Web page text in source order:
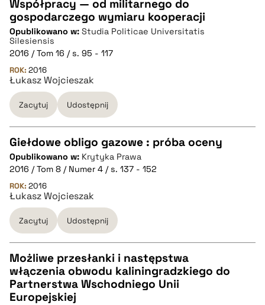
CZYSTY TEKST
pobierz cytat
BIBTEX
pobierz cytat
Współpracy — od militarnego do
gospodarczego wymiaru kooperacji
Opublikowano w: Studia Politicae Universitatis
Silesiensis
2016 / Tom 16 / s. 95 - 117
ROK: 2016
Łukasz Wojcieszak
Zacytuj Udostępnij
CZYSTY TEKST
pobierz cytat
BIBTEX
pobierz cytat
Giełdowe obligo gazowe : próba oceny
Opublikowano w: Krytyka Prawa
2016 / Tom 8 / Numer 4 / s. 137 - 152
ROK: 2016
Łukasz Wojcieszak
Zacytuj Udostępnij
CZYSTY TEKST
Możliwe przesłanki i następstwa
włączenia obwodu kaliningradzkiego do
Partnerstwa Wschodniego Unii
Europejskiej